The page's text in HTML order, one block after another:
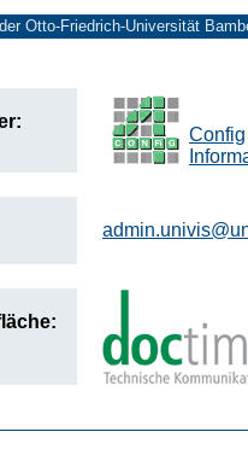
Otto-Friedrich-Universität
Config